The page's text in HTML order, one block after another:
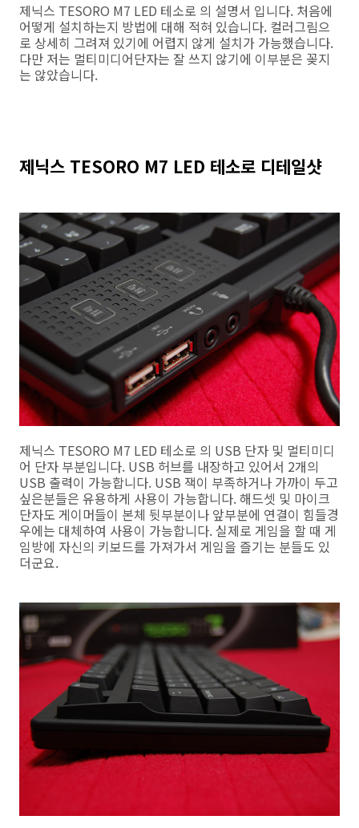
제닉스 TESORO M7 LED 테소로 의 설명서 입니다. 처음에
어떻게 설치하는지 방법에 대해 적혀 있습니다. 컬러그림으
로 상세히 그려져 있기에 어렵지 않게 설치가 가능했습니다.
다만 저는 멀티미디어단자는 잘 쓰지 않기에 이부분은 꽂지
는 않았습니다.
제닉스 TESORO M7 LED 테소로 디테일샷
제닉스 TESORO M7 LED 테소로 의 USB 단자 및 멀티미디
어 단자 부분입니다. USB 허브를 내장하고 있어서 2개의
USB 출력이 가능합니다. USB 잭이 부족하거나 가까이 두고
싶은분들은 유용하게 사용이 가능합니다. 해드셋 및 마이크
단자도 게이머들이 본체 뒷부분이나 앞부분에 연결이 힘들경
우에는 대체하여 사용이 가능합니다. 실제로 게임을 할 때 게
임방에 자신의 키보드를 가져가서 게임을 즐기는 분들도 있
더군요.